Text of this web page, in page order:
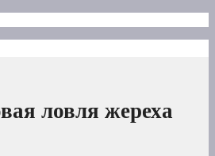
ловля жереха